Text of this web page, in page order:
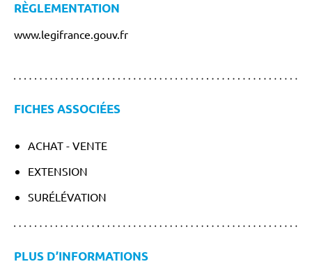
RÈGLEMENTATION
www.legifrance.gouv.fr
FICHES ASSOCIÉES
ACHAT - VENTE
EXTENSION
SURÉLÉVATION
PLUS D’INFORMATIONS